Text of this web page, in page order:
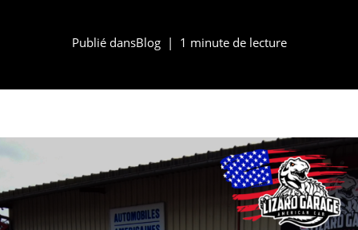
Publié dansBlog 1 minute de lecture